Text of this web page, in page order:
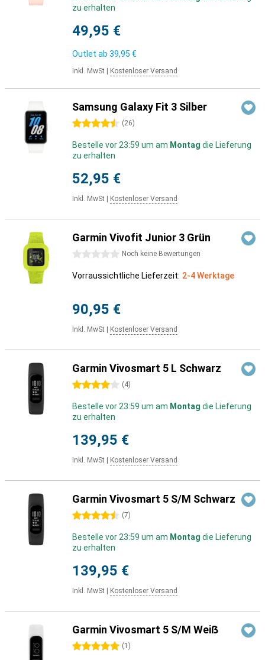
zu erhalten
49,95 €
Outlet ab 39,95 €
Inkl. MwSt Kostenloser Versand
Samsung Galaxy Fit 3 Silber
4.5 Sterne (26)
Bestelle vor 23:59 um am Montag die Lieferung
zu erhalten
52,95 €
Inkl. MwSt Kostenloser Versand
Garmin Vivofit Junior 3 Grün
0 Sterne Noch keine Bewertungen
Vorraussichtliche Lieferzeit: 2-4 Werktage
90,95 €
Inkl. MwSt Kostenloser Versand
Garmin Vivosmart 5 L Schwarz
4 Sterne (4)
Bestelle vor 23:59 um am Montag die Lieferung
zu erhalten
139,95 €
Inkl. MwSt Kostenloser Versand
Garmin Vivosmart 5 S/M Schwarz
4.5 Sterne (7)
Bestelle vor 23:59 um am Montag die Lieferung
zu erhalten
139,95 €
Inkl. MwSt Kostenloser Versand
Garmin Vivosmart 5 S/M Weiẞ
5 Sterne (1 )